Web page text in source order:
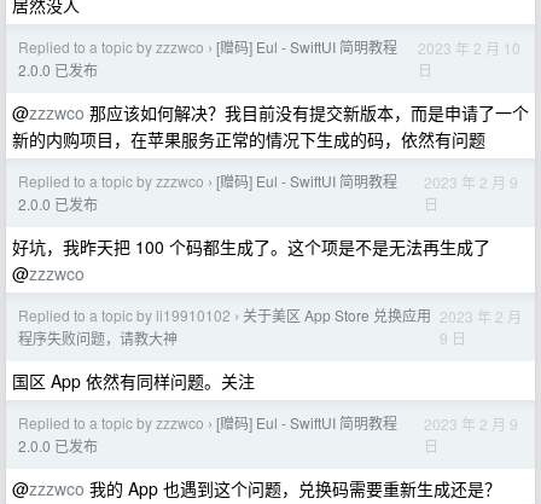
居然没人
Replied to a topic by zzzwco › [赠码] Eul - SwiftUI 简明教程
2.0.0 已发布
2023 年 2 月 10
日
@zzzwco 那应该如何解决？我目前没有提交新版本，而是申请了一个
新的内购项目，在苹果服务正常的情况下生成的码，依然有问题
Replied to a topic by zzzwco › [赠码] Eul - SwiftUI 简明教程
2.0.0 已发布
2023 年 2 月 9
日
好坑，我昨天把 100 个码都生成了。这个项是不是无法再生成了
@zzzwco
Replied to a topic by li19910102 › 关于美区 App Store 兑换应用
程序失败问题，请教大神
2023 年 2 月
9 日
国区 App 依然有同样问题。关注
Replied to a topic by zzzwco › [赠码] Eul - SwiftUI 简明教程
2.0.0 已发布
2023 年 2 月 9
日
@zzzwco 我的 App 也遇到这个问题，兑换码需要重新生成还是？